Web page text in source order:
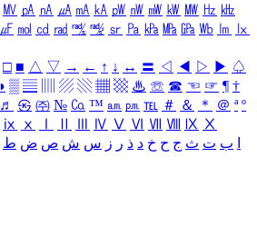
㎹ ㎀ ㎁ ㎂ ㎃ ㎄ ㎺ ㎻ ㎽ ㎾ ㎿ ㎐ ㎑
㎌ ㏖ ㏅ ㎭ ㎮ ㎯ ㏛ ㎩ ㎪ ㎫ ㎬ ㏝ ㏐
㏓
□ ■ △ ▽ → ← ↑ ↓ ↔ 〓 ◁ ◀ ▷ ▶ ♤
◑ ▒ ▤ ▨ ▧ ▦ ▩ ♨ ☏ ☎ ☜ ☞ ¶ †
♬ ㉿ ㈜ № ㏇ ™ ㏂ ㏘ ℡ ＃ ＆ ＊ ＠ ª º
ⅸ ⅹ Ⅳ Ⅴ Ⅵ Ⅶ Ⅷ Ⅸ Ⅹ
ب ت ث ج ح خ د ذ ر ز س ش ص ض ط